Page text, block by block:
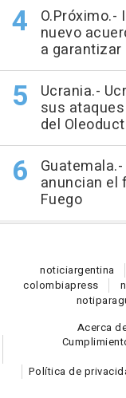
O.Próximo.-
nuevo
a
Ucrania.-
sus
del
anuncian el
Fuego
noticiargentina
colombiapress
noti
Acerca
Política de